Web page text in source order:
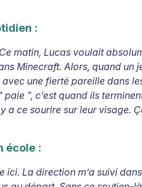
:
matin, Lucas voulait
Minecraft. Alors, quand un
une fierté pareille dans
paie ", c’est quand ils
a ce sourire sur leur visage.
école :
ici. La direction m’a suivi